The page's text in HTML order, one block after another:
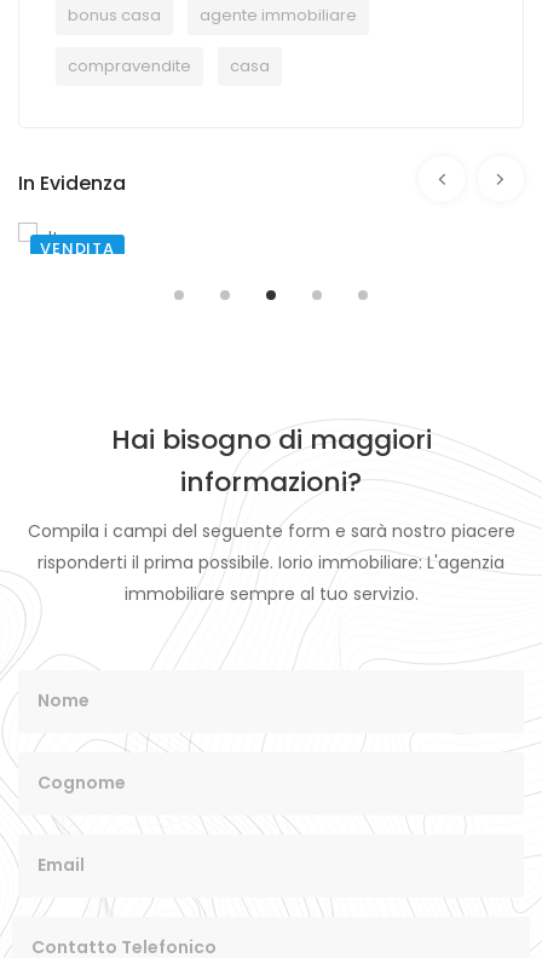
bonus casa agente immobiliare
compravendite casa
In Evidenza
AFFITTO
Hai bisogno di maggiori
informazioni?
Compila i campi del seguente form e sarà nostro piacere
risponderti il prima possibile. Iorio immobiliare: L'agenzia
immobiliare sempre al tuo servizio.